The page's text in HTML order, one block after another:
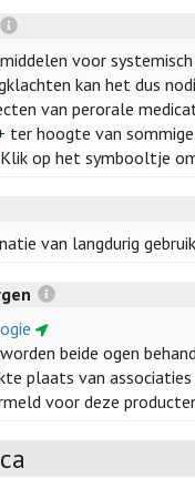
voor
kan het dus
van perorale
ter hoogte van
op het symbooltje
van langdurig
beide ogen
plaats van
voor deze